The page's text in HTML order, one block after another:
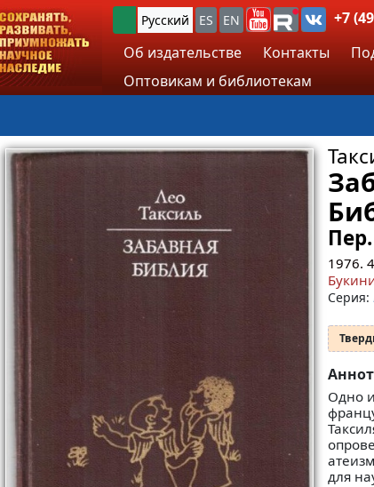
Русский ES EN
+7
Об издательстве
Контакты
Оптовикам и библиотекам
1976.
Серия:
Одно
для